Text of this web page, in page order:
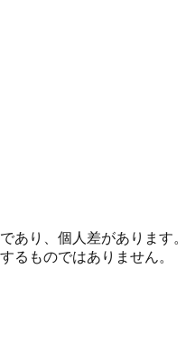
あり、個人差があります。
るものではありません。